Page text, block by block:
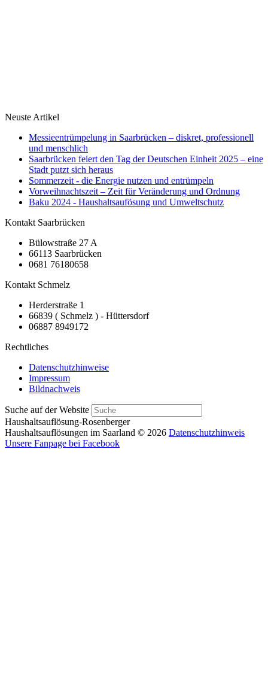
Neuste Artikel
Messieentrümpelung in Saarbrücken – diskret, professionell
und menschlich
Saarbrücken feiert den Tag der Deutschen Einheit 2025 – eine
Stadt putzt sich heraus
Sommerzeit - die Energie nutzen und entrümpeln
Vorweihnachtszeit – Zeit für Veränderung und Ordnung
Baku 2024 - Haushaltsaufösung und Umweltschutz
Kontakt Saarbrücken
Bülowstraße 27 A
66113 Saarbrücken
0681 76180658
Kontakt Schmelz
Herderstraße 1
66839 ( Schmelz ) - Hüttersdorf
06887 8949172
Rechtliches
Datenschutzhinweise
Impressum
Bildnachweis
Suche auf der Website
Haushaltsauflösung-Rosenberger
Haushaltsauflösungen im Saarland © 2026 Datenschutzhinweis
Unsere Fanpage bei Facebook